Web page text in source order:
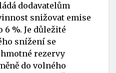
dodavatelům
snižovat emise
%. Je důležité
snížení se
rezervy
do volného